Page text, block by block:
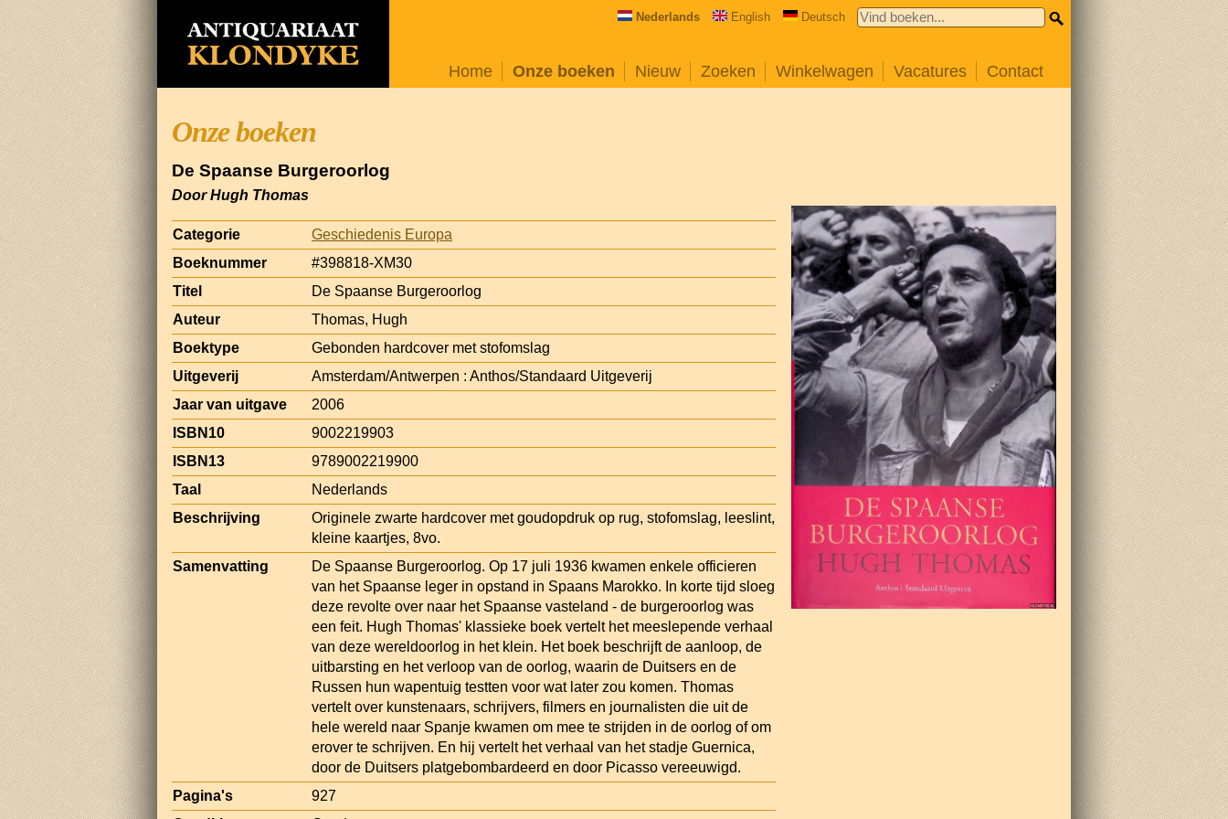
Nederlands English Deutsch
Home Onze boeken Nieuw Zoeken Winkelwagen Vacatures Contact
Onze boeken
De Spaanse Burgeroorlog
Door Hugh Thomas
Categorie
Geschiedenis Europa
Boeknummer
#398818-XM30
Titel
De Spaanse Burgeroorlog
Auteur
Thomas, Hugh
Boektype
Gebonden hardcover met stofomslag
Uitgeverij
Amsterdam/Antwerpen : Anthos/Standaard Uitgeverij
Jaar van uitgave
2006
ISBN10
9002219903
ISBN13
9789002219900
Taal
Nederlands
Beschrijving
Originele zwarte hardcover met goudopdruk op rug, stofomslag, leeslint,
kleine kaartjes, 8vo.
Samenvatting
De Spaanse Burgeroorlog. Op 17 juli 1936 kwamen enkele officieren
van het Spaanse leger in opstand in Spaans Marokko. In korte tijd sloeg
deze revolte over naar het Spaanse vasteland - de burgeroorlog was
een feit. Hugh Thomas' klassieke boek vertelt het meeslepende verhaal
van deze wereldoorlog in het klein. Het boek beschrijft de aanloop, de
uitbarsting en het verloop van de oorlog, waarin de Duitsers en de
Russen hun wapentuig testten voor wat later zou komen. Thomas
vertelt over kunstenaars, schrijvers, filmers en journalisten die uit de
hele wereld naar Spanje kwamen om mee te strijden in de oorlog of om
erover te schrijven. En hij vertelt het verhaal van het stadje Guernica,
door de Duitsers platgebombardeerd en door Picasso vereeuwigd.
Pagina's
927